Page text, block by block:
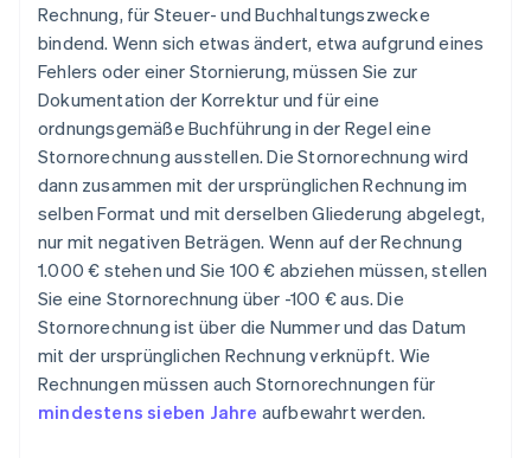
Rechnung, für Steuer- und Buchhaltungszwecke
bindend. Wenn sich etwas ändert, etwa aufgrund eines
Fehlers oder einer Stornierung, müssen Sie zur
Dokumentation der Korrektur und für eine
ordnungsgemäße Buchführung in der Regel eine
Stornorechnung ausstellen. Die Stornorechnung wird
dann zusammen mit der ursprünglichen Rechnung im
selben Format und mit derselben Gliederung abgelegt,
nur mit negativen Beträgen. Wenn auf der Rechnung
1.000 € stehen und Sie 100 € abziehen müssen, stellen
Sie eine Stornorechnung über -100 € aus. Die
Stornorechnung ist über die Nummer und das Datum
mit der ursprünglichen Rechnung verknüpft. Wie
Rechnungen müssen auch Stornorechnungen für
mindestens sieben Jahre aufbewahrt werden.